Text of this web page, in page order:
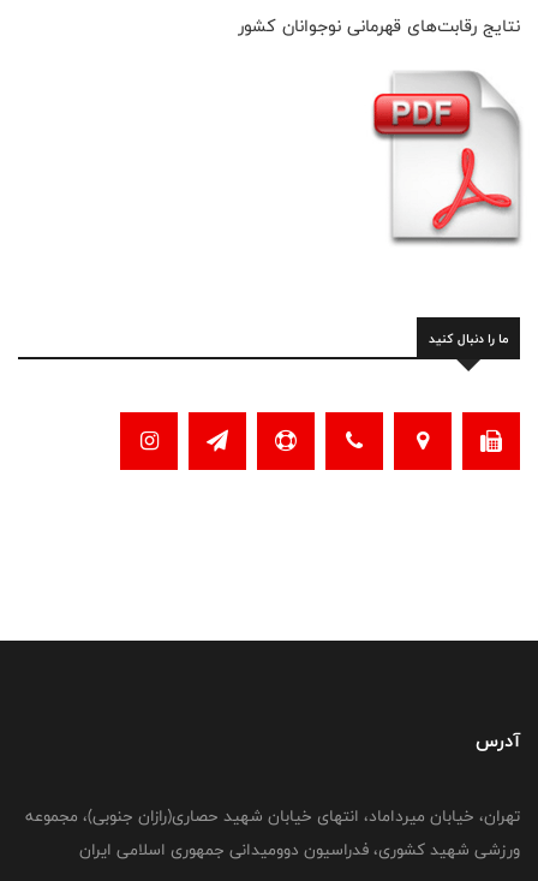
نتایج رقابت‌های قهرمانی نوجوانان کشور
ما را دنبال کنید
آدرس
تهران، خیابان میرداماد، انتهای خیابان شهید حصاری(رازان جنوبی)، مجموعه
ورزشی شهید کشوری، فدراسیون دوومیدانی جمهوری اسلامی ایران